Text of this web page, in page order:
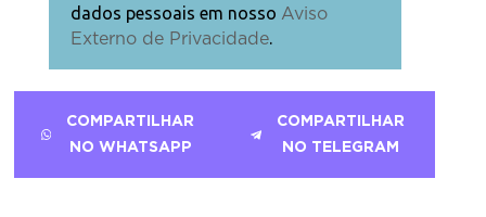
dados pessoais em nosso Aviso
Externo de Privacidade.
COMPARTILHAR
NO WHATSAPP
COMPARTILHAR
NO TELEGRAM